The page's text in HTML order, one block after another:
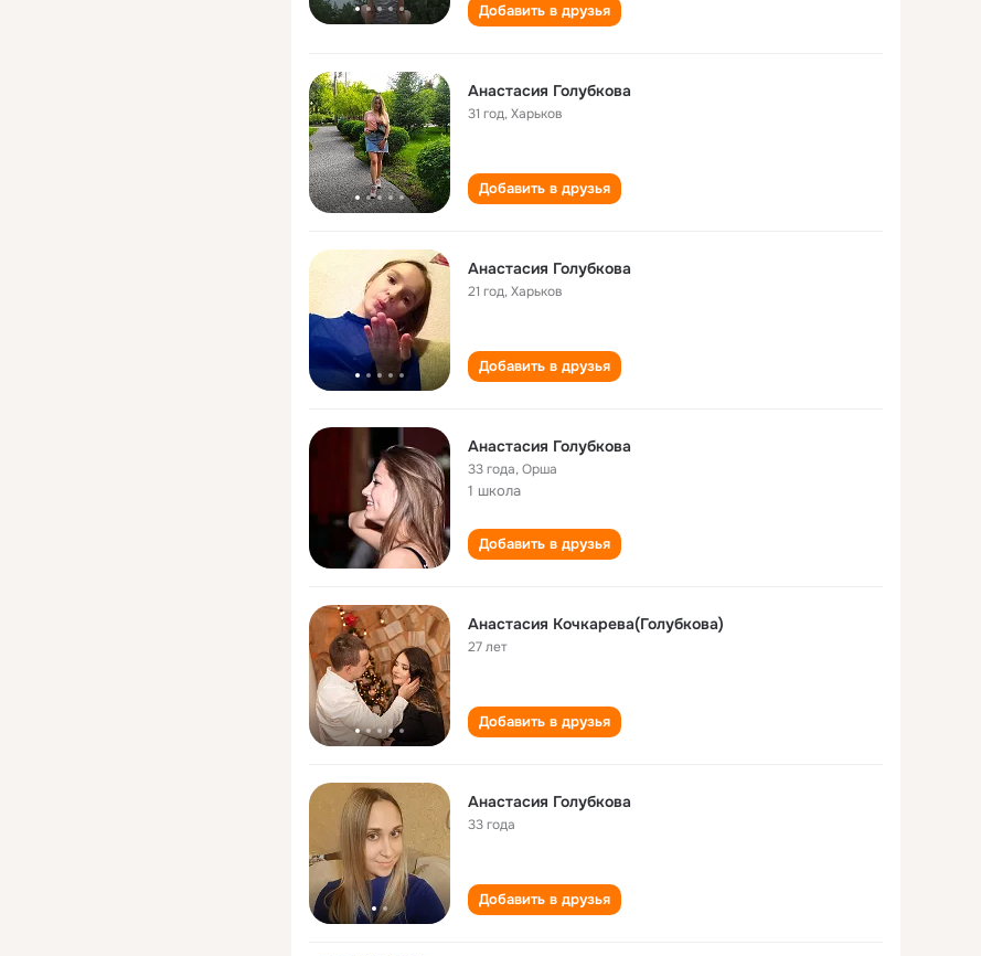
Добавить в друзья
Анастасия Голубкова
31 год,Харьков
Добавить в друзья
Анастасия Голубкова
21 год,Харьков
Добавить в друзья
Анастасия Голубкова
33 года,Орша
1 школа
Добавить в друзья
Анастасия Кочкарева(Голубкова)
27 лет
Добавить в друзья
Анастасия Голубкова
33 года
Добавить в друзья